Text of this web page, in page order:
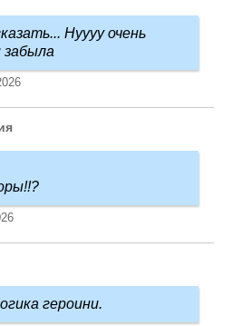
Нуууу очень
забыла
героини.